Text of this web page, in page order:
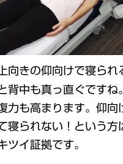
向きの仰向けで寝られ
背中も真っ直ぐですね
力も高まります。仰向
寝られない！という方
ツイ証拠です。